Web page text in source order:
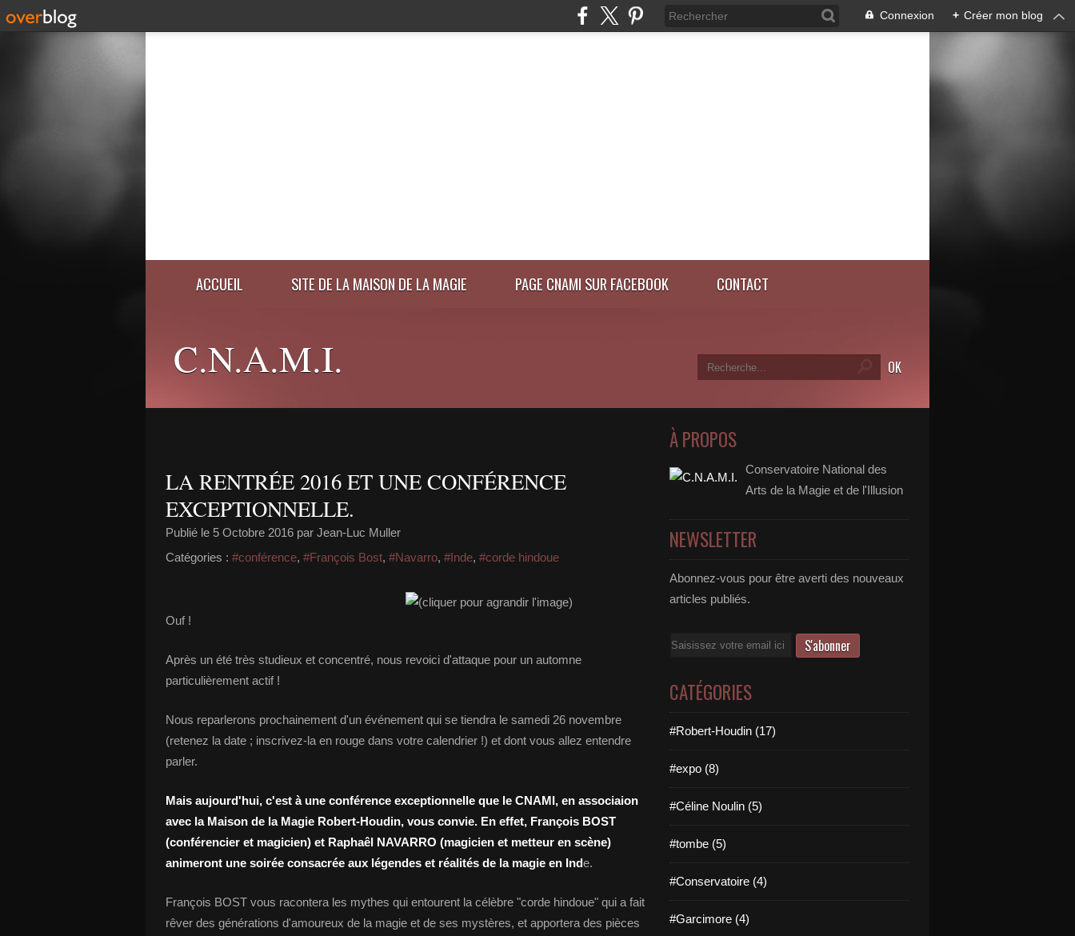
Connexion + Créer mon blog
ACCUEIL SITE DE LA MAISON DE LA MAGIE PAGE CNAMI SUR FACEBOOK CONTACT
C.N.A.M.I.
LA RENTRÉE 2016 ET UNE CONFÉRENCE
EXCEPTIONNELLE.
Publié le 5 Octobre 2016 par Jean-Luc Muller
Catégories : #conférence, #François Bost, #Navarro, #Inde, #corde hindoue
Ouf !
Après un été très studieux et concentré, nous revoici d'attaque pour un automne
particulièrement actif !
Nous reparlerons prochainement d'un événement qui se tiendra le samedi 26 novembre
(retenez la date ; inscrivez-la en rouge dans votre calendrier !) et dont vous allez entendre
parler.
Mais aujourd'hui, c'est à une conférence exceptionnelle que le CNAMI, en associaion
avec la Maison de la Magie Robert-Houdin, vous convie. En effet, François BOST
(conférencier et magicien) et Raphaêl NAVARRO (magicien et metteur en scène)
animeront une soirée consacrée aux légendes et réalités de la magie en Inde.
François BOST vous racontera les mythes qui entourent la célèbre "corde hindoue" qui a fait
rêver des générations d'amoureux de la magie et de ses mystères, et apportera des pièces
À PROPOS
Conservatoire National des
Arts de la Magie et de l'Illusion
NEWSLETTER
Abonnez-vous pour être averti des nouveaux
articles publiés.
Email
CATÉGORIES
#Robert-Houdin (17)
#expo (8)
#Céline Noulin (5)
#tombe (5)
#Conservatoire (4)
#Garcimore (4)